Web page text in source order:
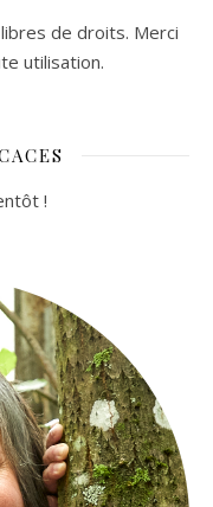
de droits. Merci
utilisation.
!